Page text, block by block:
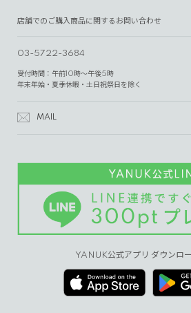
店舗でのご購入商品に関するお問い合わせ
03-5722-3684
受付時間：午前10時～午後5時
年末年始・夏季休暇・土日祝祭日を除く
MAIL
YANUK公式アプリ ダウンロ